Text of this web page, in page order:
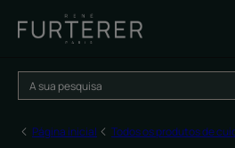
Página inicial Todos os produtos de